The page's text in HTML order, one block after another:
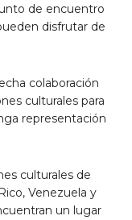
de encuentro
disfrutar de
colaboración
culturales para
representación
culturales de
Venezuela y
un lugar